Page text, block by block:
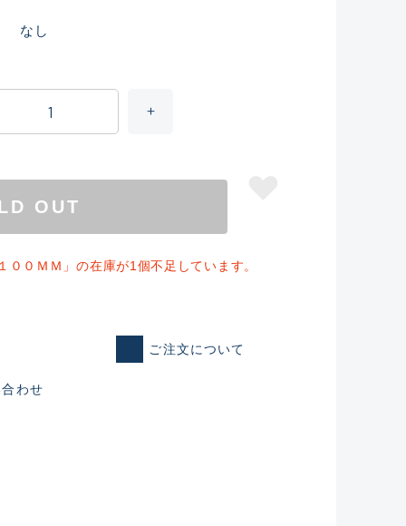
れた未使用
なし
OUT
００ＭＭ」の在庫が1個不足しています。
ご注文について
わせ